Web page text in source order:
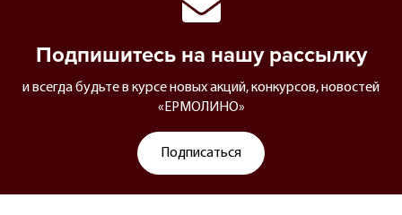
Подпишитесь на нашу рассылку
и всегда будьте в курсе новых акций, конкурсов, новостей
«ЕРМОЛИНО»
Подписаться